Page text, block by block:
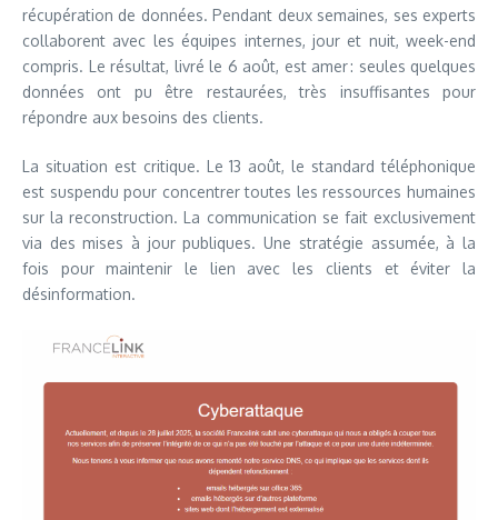
récupération de données. Pendant deux semaines, ses experts
collaborent avec les équipes internes, jour et nuit, week-end
compris. Le résultat, livré le 6 août, est amer : seules quelques
données ont pu être restaurées, très insuffisantes pour
répondre aux besoins des clients.
La situation est critique. Le 13 août, le standard téléphonique
est suspendu pour concentrer toutes les ressources humaines
sur la reconstruction. La communication se fait exclusivement
via des mises à jour publiques. Une stratégie assumée, à la
fois pour maintenir le lien avec les clients et éviter la
désinformation.